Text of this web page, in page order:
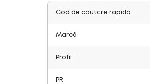
Cod de căutare rapidă
Marcă
Profil
PR